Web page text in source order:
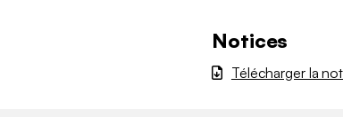
Notices
Télécharger la